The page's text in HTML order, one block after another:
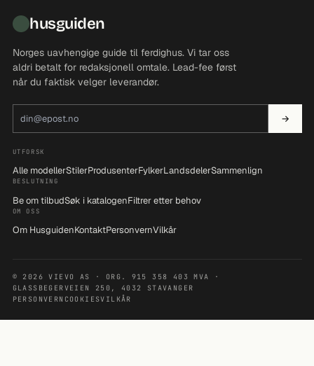
husguiden
Norges uavhengige guide til ferdighus. Vi tar oss
aldri betalt for redaksjonell omtale. Lead-fee først
når du faktisk velger leverandør.
→
UTFORSK
Alle modellerStilerProdusenterFylkerLandsdelerSammenlign
BESLUTNING
Be om tilbudSøk i katalogenFiltrer etter behov
OM OSS
Om HusguidenKontaktPersonvernVilkår
© 2026 VIEVO AS · ORG. 915 358 403 MVA ·
GLASSBEGERVEIEN 250, 4032 STAVANGER
PERSONVERN COOKIESVILKÅR